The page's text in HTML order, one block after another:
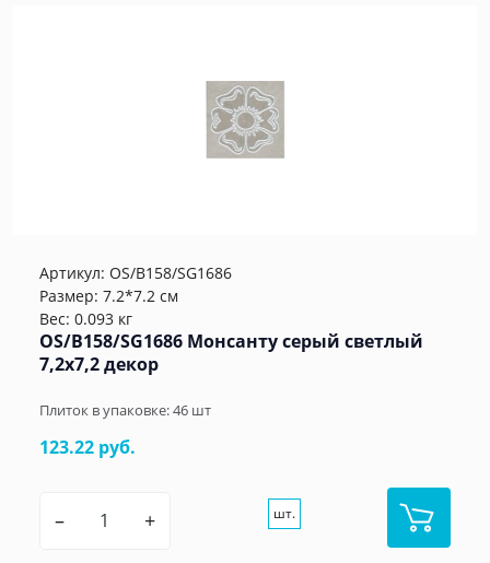
Артикул: OS/B158/SG1686
Размер: 7.2*7.2 см
Вес: 0.093 кг
OS/B158/SG1686 Монсанту серый светлый
7,2х7,2 декор
Плиток в упаковке:46 шт
123.22 руб.
– + шт.